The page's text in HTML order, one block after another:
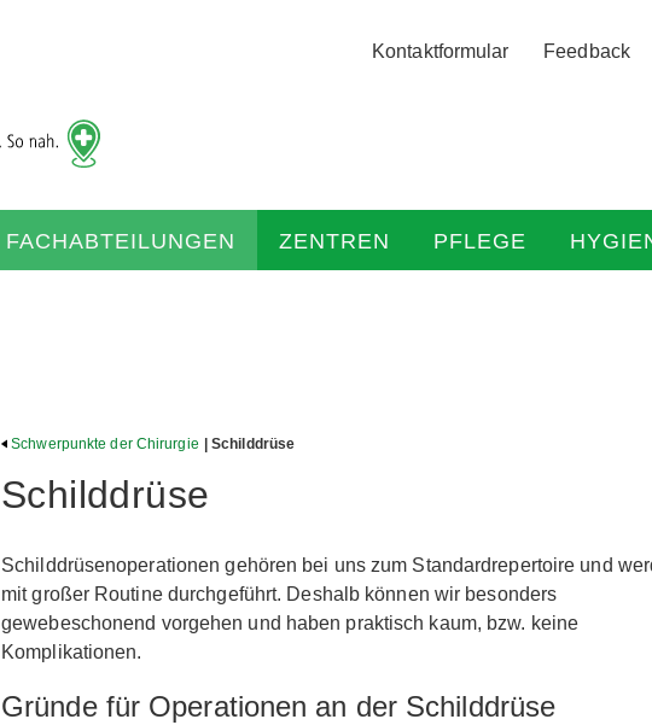
zur
Startseite
Kontaktformular Feedback
FACHABTEILUNGEN ZENTREN PFLEGE
Schwerpunkte der Chirurgie | Schilddrüse
Schilddrüse
Schilddrüsenoperationen gehören bei uns zum Standardrepertoire und
mit großer Routine durchgeführt. Deshalb können wir besonders
gewebeschonend vorgehen und haben praktisch kaum, bzw. keine
Komplikationen.
Gründe für Operationen an der Schilddrüse